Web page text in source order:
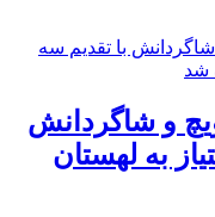
و شاگردانش
به لهستان